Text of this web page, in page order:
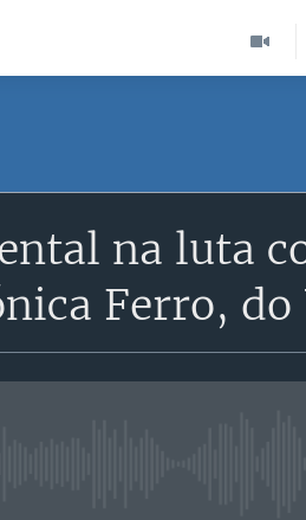
na luta
Ferro, do